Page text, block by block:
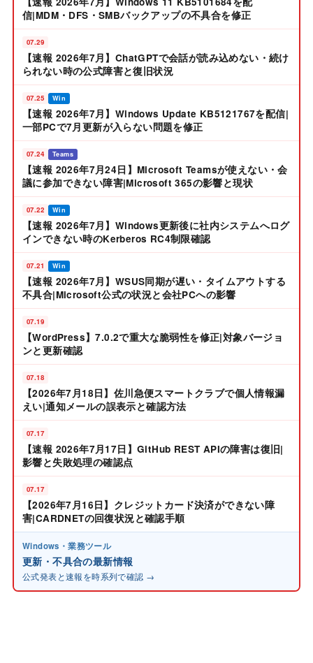
信|MDM・DFS・SMBバックアップの不具合を修正
07.29
【速報 2026年7月】ChatGPTで会話が読み込めない・続け
られない時の公式障害と復旧状況
07.25 Win
【速報 2026年7月】Windows Update KB5121767を配信|
一部PCで7月更新が入らない問題を修正
07.24 Teams
【速報 2026年7月24日】Microsoft Teamsが使えない・会
議に参加できない障害|Microsoft 365の影響と現状
07.22 Win
【速報 2026年7月】Windows更新後に社内システムへログ
インできない時のKerberos RC4制限確認
07.21 Win
【速報 2026年7月】WSUS同期が遅い・タイムアウトする
不具合|Microsoft公式の状況と会社PCへの影響
07.19
【WordPress】7.0.2で重大な脆弱性を修正|対象バージョ
ンと更新確認
07.18
【2026年7月18日】佐川急便スマートクラブで個人情報漏
えい|通知メールの誤表示と確認方法
07.17
【速報 2026年7月17日】GitHub REST APIの障害は復旧|
影響と失敗処理の確認点
07.17
【2026年7月16日】クレジットカード決済ができない障
害|CARDNETの回復状況と確認手順
Windows・業務ツール
更新・不具合の最新情報
公式発表と速報を時系列で確認 →